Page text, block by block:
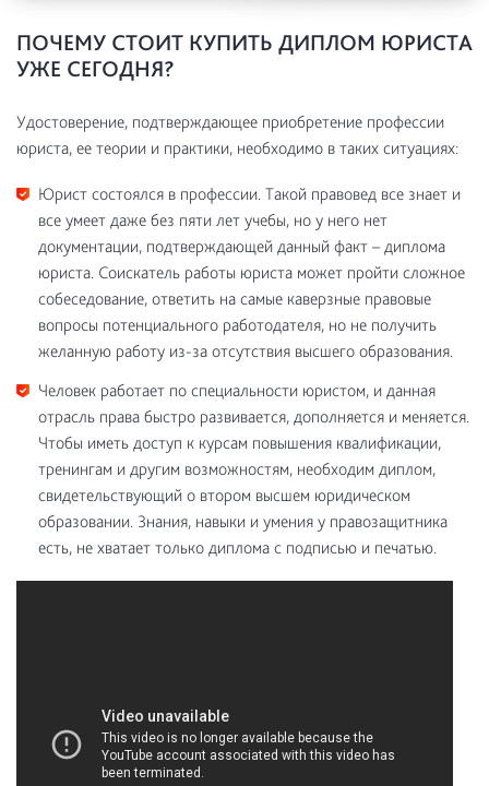
ПОЧЕМУ СТОИТ КУПИТЬ ДИПЛОМ ЮРИСТА
УЖЕ СЕГОДНЯ?
Удостоверение, подтверждающее приобретение профессии
юриста, ее теории и практики, необходимо в таких ситуациях:
Юрист состоялся в профессии. Такой правовед все знает и
все умеет даже без пяти лет учебы, но у него нет
документации, подтверждающей данный факт – диплома
юриста. Соискатель работы юриста может пройти сложное
собеседование, ответить на самые каверзные правовые
вопросы потенциального работодателя, но не получить
желанную работу из-за отсутствия высшего образования.
Человек работает по специальности юристом, и данная
отрасль права быстро развивается, дополняется и меняется.
Чтобы иметь доступ к курсам повышения квалификации,
тренингам и другим возможностям, необходим диплом,
свидетельствующий о втором высшем юридическом
образовании. Знания, навыки и умения у правозащитника
есть, не хватает только диплома с подписью и печатью.